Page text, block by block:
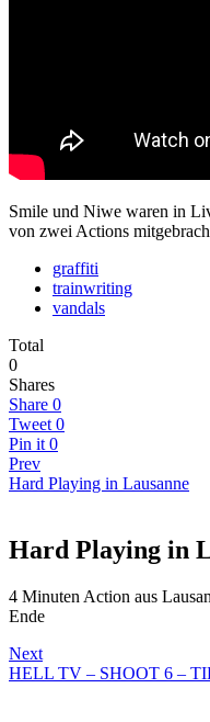
Smile und Niwe waren in
von zwei Actions
graffiti
trainwriting
vandals
Total
0
Shares
Share 0
Tweet 0
Pin it 0
Prev
Hard Playing in Lausanne
Hard Playing in
4 Minuten Action aus
Ende
Next
HELL TV – SHOOT 6 –